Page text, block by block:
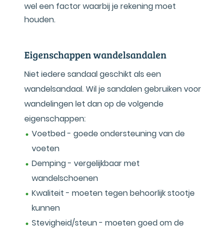
wel een factor waarbij je rekening moet
houden.
Eigenschappen wandelsandalen
Niet iedere sandaal geschikt als een
wandelsandaal. Wil je sandalen gebruiken voor
wandelingen let dan op de volgende
eigenschappen:
Voetbed - goede ondersteuning van de
voeten
Demping - vergelijkbaar met
wandelschoenen
Kwaliteit - moeten tegen behoorlijk stootje
kunnen
Stevigheid/steun - moeten goed om de